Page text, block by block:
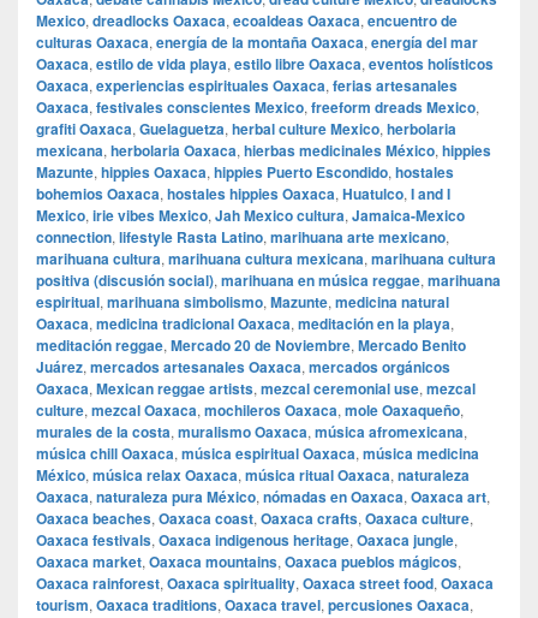
Mexico, dreadlocks Oaxaca, ecoaldeas Oaxaca, encuentro de
culturas Oaxaca, energía de la montaña Oaxaca, energía del mar
Oaxaca, estilo de vida playa, estilo libre Oaxaca, eventos holísticos
Oaxaca, experiencias espirituales Oaxaca, ferias artesanales
Oaxaca, festivales conscientes Mexico, freeform dreads Mexico,
grafiti Oaxaca, Guelaguetza, herbal culture Mexico, herbolaria
mexicana, herbolaria Oaxaca, hierbas medicinales México, hippies
Mazunte, hippies Oaxaca, hippies Puerto Escondido, hostales
bohemios Oaxaca, hostales hippies Oaxaca, Huatulco, I and I
Mexico, irie vibes Mexico, Jah Mexico cultura, Jamaica-Mexico
connection, lifestyle Rasta Latino, marihuana arte mexicano,
marihuana cultura, marihuana cultura mexicana, marihuana cultura
positiva (discusión social), marihuana en música reggae, marihuana
espiritual, marihuana simbolismo, Mazunte, medicina natural
Oaxaca, medicina tradicional Oaxaca, meditación en la playa,
meditación reggae, Mercado 20 de Noviembre, Mercado Benito
Juárez, mercados artesanales Oaxaca, mercados orgánicos
Oaxaca, Mexican reggae artists, mezcal ceremonial use, mezcal
culture, mezcal Oaxaca, mochileros Oaxaca, mole Oaxaqueño,
murales de la costa, muralismo Oaxaca, música afromexicana,
música chill Oaxaca, música espiritual Oaxaca, música medicina
México, música relax Oaxaca, música ritual Oaxaca, naturaleza
Oaxaca, naturaleza pura México, nómadas en Oaxaca, Oaxaca art,
Oaxaca beaches, Oaxaca coast, Oaxaca crafts, Oaxaca culture,
Oaxaca festivals, Oaxaca indigenous heritage, Oaxaca jungle,
Oaxaca market, Oaxaca mountains, Oaxaca pueblos mágicos,
Oaxaca rainforest, Oaxaca spirituality, Oaxaca street food, Oaxaca
tourism, Oaxaca traditions, Oaxaca travel, percusiones Oaxaca,